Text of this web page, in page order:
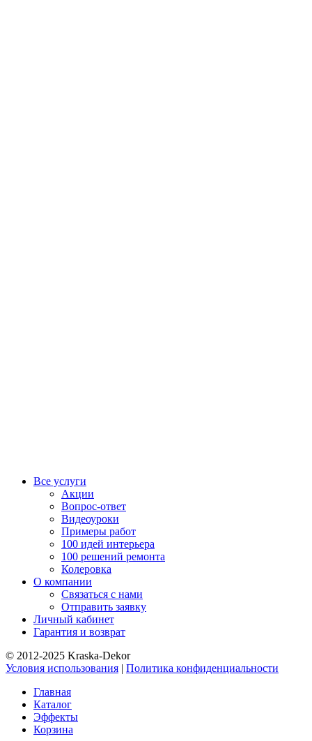
Все услуги
Акции
Вопрос-ответ
Видеоуроки
Примеры работ
100 идей интерьера
100 решений ремонта
Колеровка
О компании
Связаться с нами
Отправить заявку
Личный кабинет
Гарантия и возврат
© 2012-2025 Kraska-Dekor
Условия использования | Политика конфиденциальности
Главная
Каталог
Эффекты
Корзина